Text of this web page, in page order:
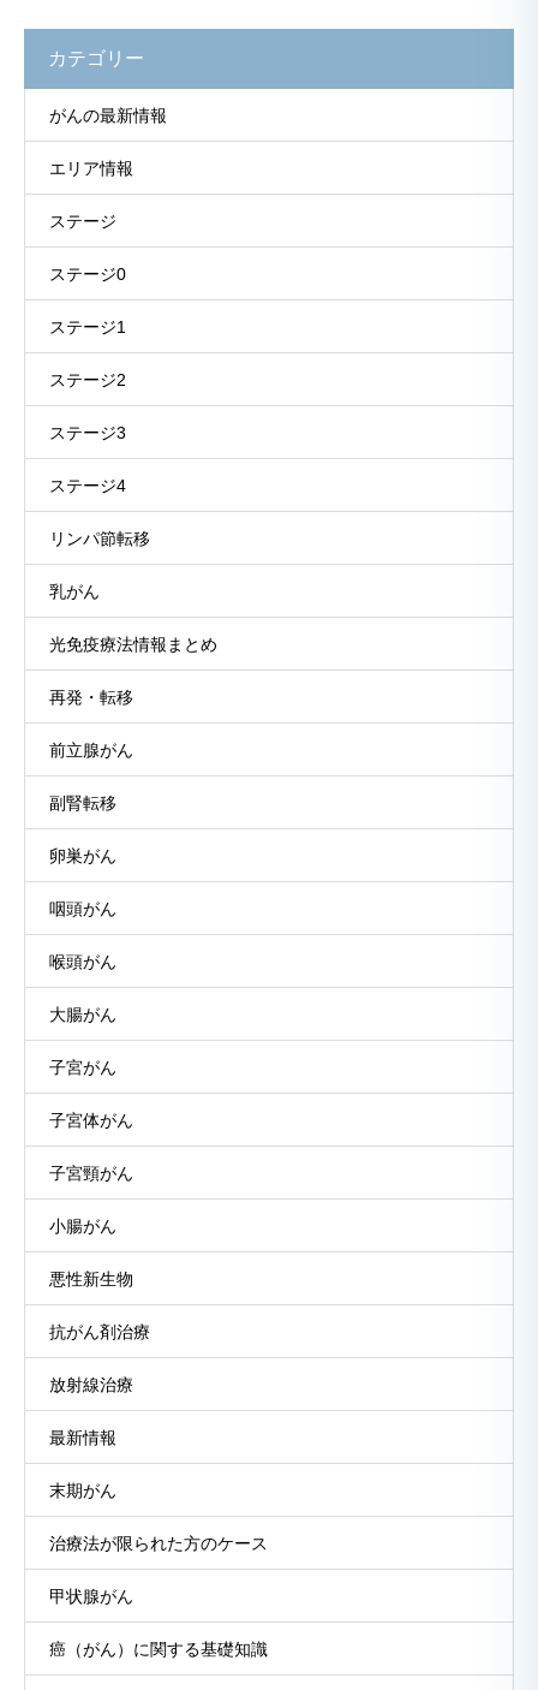
カテゴリー
がんの最新情報
エリア情報
ステージ
ステージ0
ステージ1
ステージ2
ステージ3
ステージ4
リンパ節転移
乳がん
光免疫療法情報まとめ
再発・転移
前立腺がん
副腎転移
卵巣がん
咽頭がん
喉頭がん
大腸がん
子宮がん
子宮体がん
子宮頸がん
小腸がん
悪性新生物
抗がん剤治療
放射線治療
最新情報
末期がん
治療法が限られた方のケース
甲状腺がん
癌（がん）に関する基礎知識